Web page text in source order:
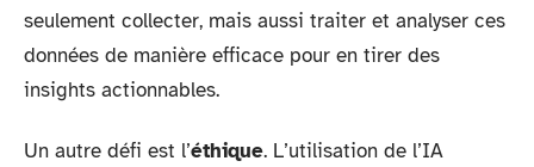
seulement collecter, mais aussi traiter et analyser ces
données de manière efficace pour en tirer des
insights actionnables.
Un autre défi est l’éthique. L’utilisation de l’IA